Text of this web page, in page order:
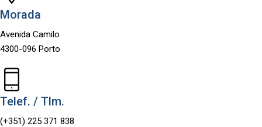
Morada
Avenida Camilo
4300-096 Porto
Telef. / Tlm.
(+351) 225 371 838